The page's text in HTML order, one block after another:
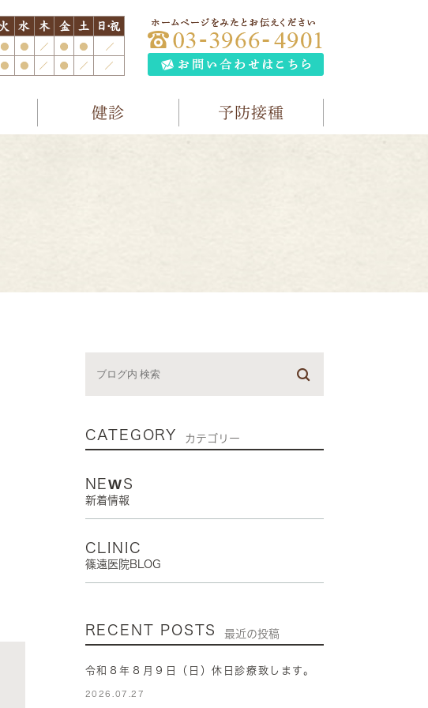
健診 予防接種
CATEGORY カテゴリー
NEWS
新着情報
CLINIC
篠遠医院BLOG
RECENT POSTS 最近の投稿
令和８年８月９日（日）休日診療致します。
2026.07.27